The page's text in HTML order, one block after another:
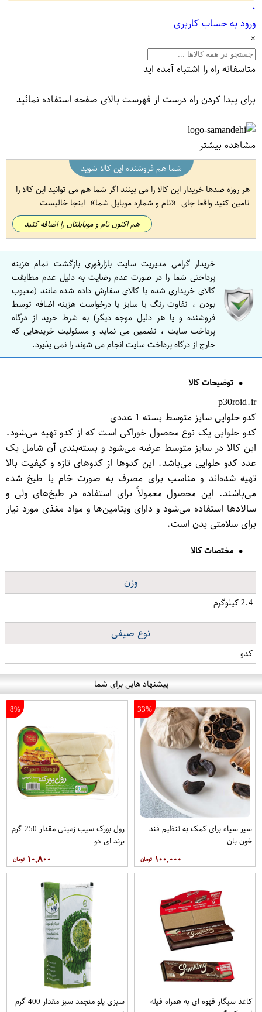
۰
ورود به حساب کاربری
×
متاسفانه راه را اشتباه آمده اید
برای پیدا کردن راه درست از فهرست بالای صفحه استفاده نمائید
مشاهده بیشتر
شما هم فروشنده این کالا شوید
هر روزه صدها خریدار این کالا را می بینند اگر شما هم می توانید این کالا را
تامین کنید واقعا جای
نام و شماره موبایل شما اینجا خالیست
هم اکنون نام و موبایلتان را اضافه کنید
خریدار گرامی مدیریت سایت بازارفوری بازگشت تمام هزینه
پرداختی شما را در صورت عدم رضایت به دلیل عدم مطابقت
کالای خریداری شده با کالای سفارش داده شده مانند (معیوب
بودن ، تفاوت رنگ یا سایز یا درخواست هزینه اضافه توسط
فروشنده و یا هر دلیل موجه دیگر) به شرط خرید از درگاه
پرداخت سایت ، تضمین می نماید و مسئولیت خریدهایی که
خارج از درگاه پرداخت سایت انجام می شوند را نمی پذیرد.
توضیحات کالا
p30roid.ir
کدو حلوایی سایز متوسط بسته 1 عددی
کدو حلوایی یک نوع محصول خوراکی است که از کدو تهیه می‌شود.
این کالا در سایز متوسط عرضه می‌شود و بسته‌بندی آن شامل یک
عدد کدو حلوایی می‌باشد. این کدوها از کدوهای تازه و کیفیت بالا
تهیه شده‌اند و مناسب برای مصرف به صورت خام یا طبخ شده
می‌باشند. این محصول معمولاً برای استفاده در طبخ‌های ولی و
سالاد‌ها استفاده می‌شود و دارای ویتامین‌ها و مواد مغذی مورد نیاز
برای سلامتی بدن است.
مختصات کالا
وزن
2.4 کیلوگرم
نوع صیفی
کدو
پیشنهاد هایی برای شما
33%
سیر سیاه برای کمک به تنظیم قند
خون بان
۱۰۰,۰۰۰
8%
رول بورک سیب زمینی مقدار 250 گرم
برند ای دو
۱۰,۸۰۰
کاغذ سیگار قهوه ای به همراه فیله
سبزی پلو منجمد سبز مقدار 400 گرم